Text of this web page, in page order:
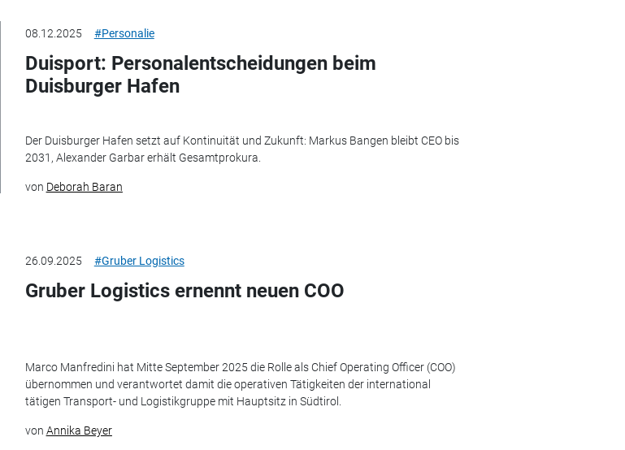
08.12.2025 #Personalie
Duisport: Personalentscheidungen beim
Duisburger Hafen
Der Duisburger Hafen setzt auf Kontinuität und Zukunft: Markus Bangen bleibt CEO bis
2031, Alexander Garbar erhält Gesamtprokura.
von Deborah Baran
26.09.2025 #Gruber Logistics
Gruber Logistics ernennt neuen COO
Marco Manfredini hat Mitte September 2025 die Rolle als Chief Operating Officer (COO)
übernommen und verantwortet damit die operativen Tätigkeiten der international
tätigen Transport- und Logistikgruppe mit Hauptsitz in Südtirol.
von Annika Beyer